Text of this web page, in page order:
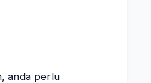
anda perlu